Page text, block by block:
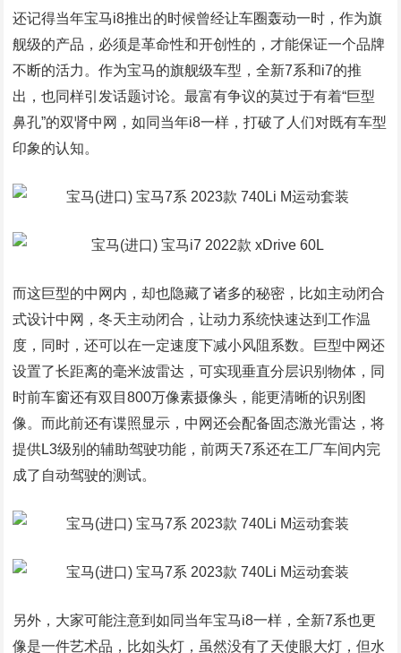
还记得当年宝马i8推出的时候曾经让车圈轰动一时，作为旗
舰级的产品，必须是革命性和开创性的，才能保证一个品牌
不断的活力。作为宝马的旗舰级车型，全新7系和i7的推
出，也同样引发话题讨论。最富有争议的莫过于有着“巨型
鼻孔”的双肾中网，如同当年i8一样，打破了人们对既有车型
印象的认知。
而这巨型的中网内，却也隐藏了诸多的秘密，比如主动闭合
式设计中网，冬天主动闭合，让动力系统快速达到工作温
度，同时，还可以在一定速度下减小风阻系数。巨型中网还
设置了长距离的毫米波雷达，可实现垂直分层识别物体，同
时前车窗还有双目800万像素摄像头，能更清晰的识别图
像。而此前还有谍照显示，中网还会配备固态激光雷达，将
提供L3级别的辅助驾驶功能，前两天7系还在工厂车间内完
成了自动驾驶的测试。
另外，大家可能注意到如同当年宝马i8一样，全新7系也更
像是一件艺术品，比如头灯，虽然没有了天使眼大灯，但水